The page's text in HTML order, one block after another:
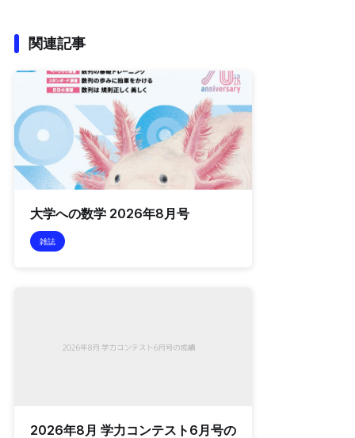
関連記事
大学への数学 2026年8月号
雑誌
2026年8月 学力コンテスト6月号の